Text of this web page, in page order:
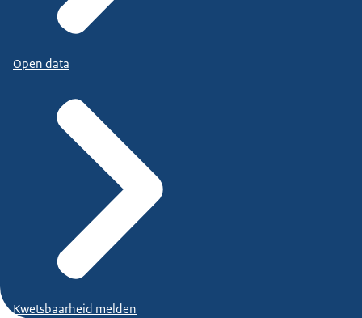
Open data
Kwetsbaarheid melden